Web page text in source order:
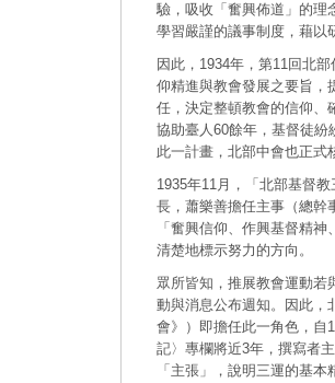
驗，吸收「奮興佈道」的理
學習嚴謹的議事制度，藉以
因此，1934年，第11回北
仰精進與教會發展之要旨，
任，決定整頓教會的信仰、
協助臺人60餘年，基督徒紛
此一計畫，北部中會也正式
1935年11月，「北部基督
長，蕭樂善擔任主事（總幹
「奮興信仰、作興基督精
清楚地標示努力的方向。
眾所皆知，推展教會運動若
動與消息公布週知。因此，
會》）即擔任此一角色，自
記〉專欄將近3年，撰寫者
「主張」，說明三運的基